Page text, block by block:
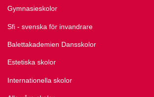
Gymnasieskolor
Sfi - svenska för invandrare
Balettakademien Dansskolor
Estetiska skolor
Internationella skolor